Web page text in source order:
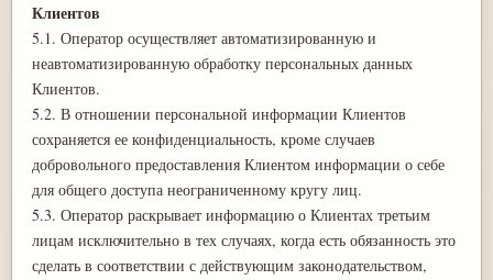
Клиентов
5.1. Оператор осуществляет автоматизированную и
неавтоматизированную обработку персональных данных
Клиентов.
5.2. В отношении персональной информации Клиентов
сохраняется ее конфиденциальность, кроме случаев
добровольного предоставления Клиентом информации о себе
для общего доступа неограниченному кругу лиц.
5.3. Оператор раскрывает информацию о Клиентах третьим
лицам исключительно в тех случаях, когда есть обязанность это
сделать в соответствии с действующим законодательством,